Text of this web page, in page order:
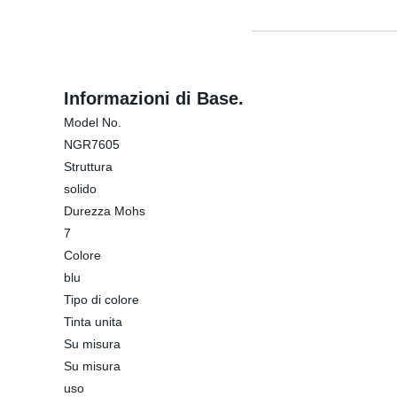
Informazioni di Base.
Model No.
NGR7605
Struttura
solido
Durezza Mohs
7
Colore
blu
Tipo di colore
Tinta unita
Su misura
Su misura
uso